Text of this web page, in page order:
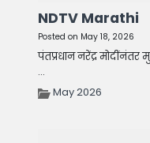
NDTV Marathi
Posted on May 18, 2026
पंतप्रधान नरेंद्र
...
May 2026